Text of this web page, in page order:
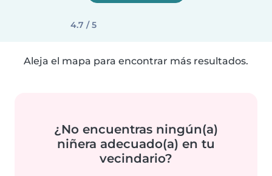
4.7 / 5
Aleja el mapa para encontrar más resultados.
¿No encuentras ningún(a)
niñera adecuado(a) en tu
vecindario?